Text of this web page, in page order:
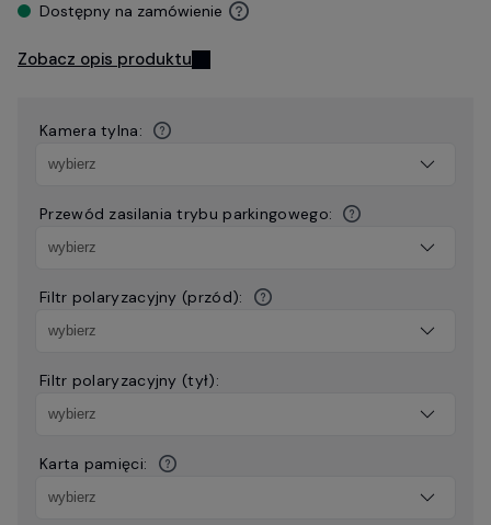
Dostępny na zamówienie
Zobacz opis produktu
Kamera tylna:
Przewód zasilania trybu parkingowego:
Filtr polaryzacyjny (przód):
Filtr polaryzacyjny (tył):
Karta pamięci: